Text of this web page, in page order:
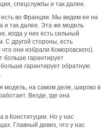
спецслужбы и так далее.
во Франции. Мы видим ее на
и так далее. Эта же модель
когда у них есть сильный
С другой стороны, есть
они избрали Коморовского).
больше гарантирует
больше гарантирует обратную
модель, на самом деле, широко в
Везде, где она
в Конституции. Но у нас
Главный девиз, что у нас